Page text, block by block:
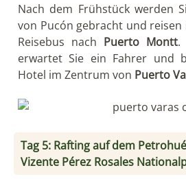
Nach dem Frühstück werden
von Pucón gebracht und
Reisebus nach Puerto Montt.
erwartet Sie ein Fahrer und
Hotel im Zentrum von Puerto
Tag 5: Rafting auf dem
Vizente Pérez Rosales